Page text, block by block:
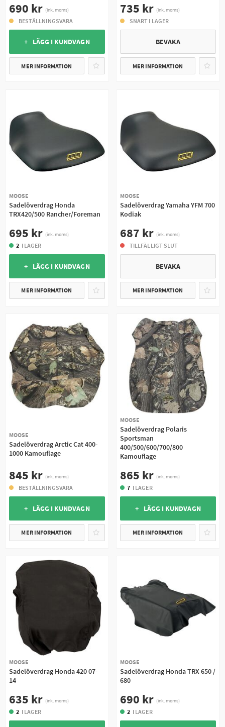
690 kr (ink. moms)
BESTÄLLNINGSVARA
+ LÄGG I KUNDVAGN
MER INFORMATION
735 kr (ink. moms)
SNART I LAGER
BEVAKA
MER INFORMATION
MOOSE
Sadelöverdrag Honda
TRX420/500 Rancher/Foreman
695 kr (ink. moms)
2 I LAGER
+ LÄGG I KUNDVAGN
MER INFORMATION
MOOSE
Sadelöverdrag Yamaha YFM 700
Kodiak
687 kr (ink. moms)
TILLFÄLLIGT SLUT
BEVAKA
MER INFORMATION
MOOSE
Sadelöverdrag Arctic Cat 400-
1000 Kamouflage
845 kr (ink. moms)
BESTÄLLNINGSVARA
+ LÄGG I KUNDVAGN
MER INFORMATION
MOOSE
Sadelöverdrag Polaris
Sportsman
400/500/600/700/800
Kamouflage
865 kr (ink. moms)
7 I LAGER
+ LÄGG I KUNDVAGN
MER INFORMATION
MOOSE
Sadelöverdrag Honda 420 07-
14
635 kr (ink. moms)
2 I LAGER
MOOSE
Sadelöverdrag Honda TRX 650 /
680
690 kr (ink. moms)
2 I LAGER